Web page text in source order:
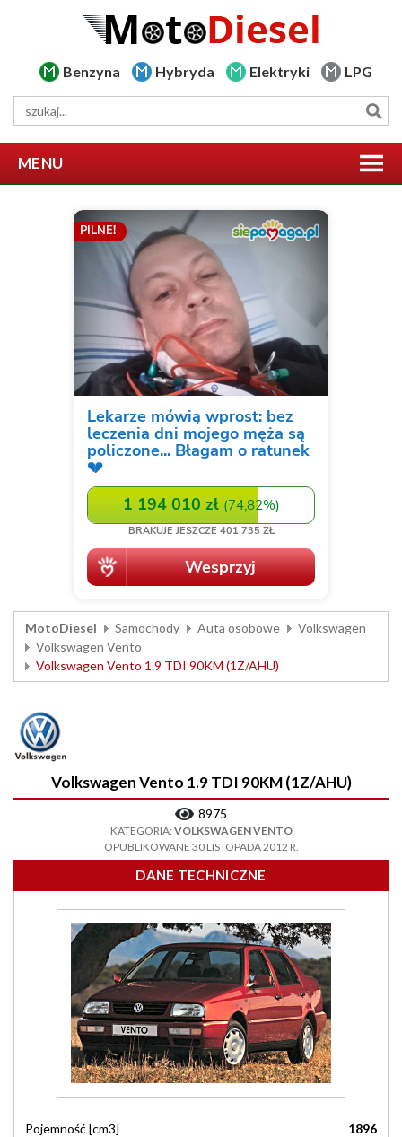
Benzyna Hybryda Elektryki LPG
MENU
MotoDiesel Samochody Auta osobowe
Volkswagen
Volkswagen Vento
Volkswagen Vento 1.9 TDI 90KM (1Z/AHU)
Volkswagen Vento 1.9 TDI 90KM (1Z/AHU)
8975
KATEGORIA: VOLKSWAGEN VENTO
OPUBLIKOWANE 30 LISTOPADA 2012 R.
DANE TECHNICZNE
Pojemność [cm3]
1896